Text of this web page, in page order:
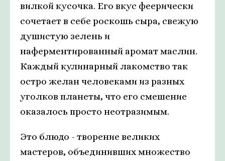
вилкой кусочка. Его вкус феерически
сочетает в себе роскошь сыра, свежую
душистую зелень и
наферментированный аромат маслин.
Каждый кулинарный лакомство так
остро желан человеками из разных
уголков планеты, что его смешение
оказалось просто неотразимым.
Это блюдо - творение великих
мастеров, объединивших множество